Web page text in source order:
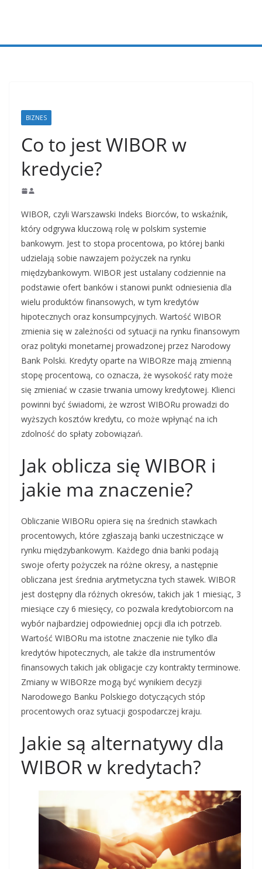
BIZNES
Co to jest WIBOR w
kredycie?
WIBOR, czyli Warszawski Indeks Biorców, to wskaźnik,
który odgrywa kluczową rolę w polskim systemie
bankowym. Jest to stopa procentowa, po której banki
udzielają sobie nawzajem pożyczek na rynku
międzybankowym. WIBOR jest ustalany codziennie na
podstawie ofert banków i stanowi punkt odniesienia dla
wielu produktów finansowych, w tym kredytów
hipotecznych oraz konsumpcyjnych. Wartość WIBOR
zmienia się w zależności od sytuacji na rynku finansowym
oraz polityki monetarnej prowadzonej przez Narodowy
Bank Polski. Kredyty oparte na WIBORze mają zmienną
stopę procentową, co oznacza, że wysokość raty może
się zmieniać w czasie trwania umowy kredytowej. Klienci
powinni być świadomi, że wzrost WIBORu prowadzi do
wyższych kosztów kredytu, co może wpłynąć na ich
zdolność do spłaty zobowiązań.
Jak oblicza się WIBOR i
jakie ma znaczenie?
Obliczanie WIBORu opiera się na średnich stawkach
procentowych, które zgłaszają banki uczestniczące w
rynku międzybankowym. Każdego dnia banki podają
swoje oferty pożyczek na różne okresy, a następnie
obliczana jest średnia arytmetyczna tych stawek. WIBOR
jest dostępny dla różnych okresów, takich jak 1 miesiąc, 3
miesiące czy 6 miesięcy, co pozwala kredytobiorcom na
wybór najbardziej odpowiedniej opcji dla ich potrzeb.
Wartość WIBORu ma istotne znaczenie nie tylko dla
kredytów hipotecznych, ale także dla instrumentów
finansowych takich jak obligacje czy kontrakty terminowe.
Zmiany w WIBORze mogą być wynikiem decyzji
Narodowego Banku Polskiego dotyczących stóp
procentowych oraz sytuacji gospodarczej kraju.
Jakie są alternatywy dla
WIBOR w kredytach?